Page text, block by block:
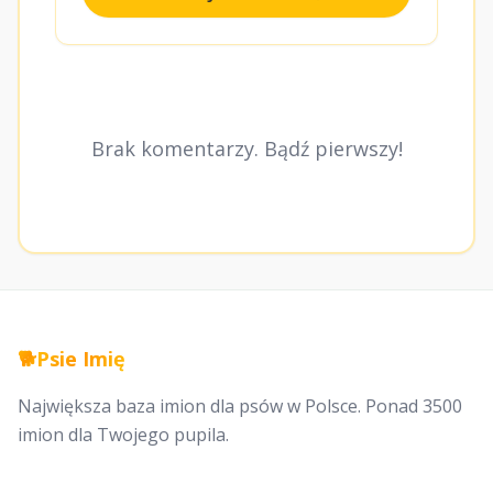
Brak komentarzy. Bądź pierwszy!
🐕Psie Imię
Największa baza imion dla psów w Polsce. Ponad 3500
imion dla Twojego pupila.